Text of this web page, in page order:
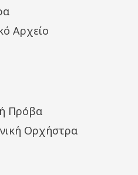
Αρχείο
Πρόβα
Ορχήστρα